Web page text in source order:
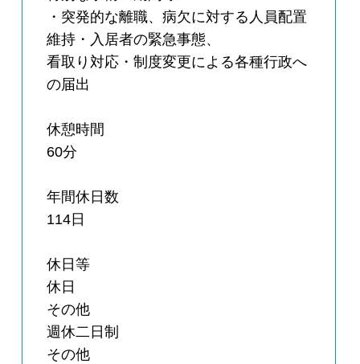
・突発的な離職、病欠に対する人員配置
維持・入居者の緊急事態、
看取り対応・制度変更による各種行政へ
の届出
休憩時間
60分
年間休日数
114日
休日等
休日
その他
週休二日制
その他